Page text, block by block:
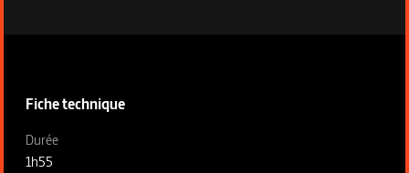
Fiche technique
Fiche technique section gauche
Durée
1h55